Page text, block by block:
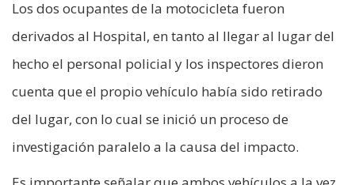
Los dos ocupantes de la motocicleta fueron
derivados al Hospital, en tanto al llegar al lugar del
hecho el personal policial y los inspectores dieron
cuenta que el propio vehículo había sido retirado
del lugar, con lo cual se inició un proceso de
investigación paralelo a la causa del impacto.